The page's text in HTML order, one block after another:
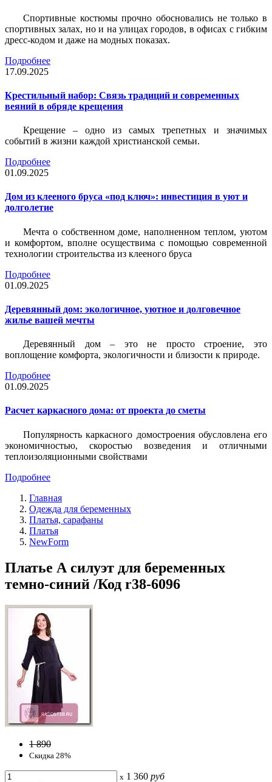
Спортивные костюмы прочно обосновались не только в
спортивных залах, но и на улицах городов, в офисах с гибким
дресс-кодом и даже на модных показах.
Подробнее
17.09.2025
Крестильный набор: Связь традиций и современных
веяний в обряде крещения
Крещение – одно из самых трепетных и значимых
событий в жизни каждой христианской семьи.
Подробнее
01.09.2025
Дом из клееного бруса «под ключ»: инвестиция в уют и
долголетие
Мечта о собственном доме, наполненном теплом, уютом
и комфортом, вполне осуществима с помощью современной
технологии строительства из клееного бруса
Подробнее
01.09.2025
Деревянный дом: экологичное, уютное и долговечное
жилье вашей мечты
Деревянный дом – это не просто строение, это
воплощение комфорта, экологичности и близости к природе.
Подробнее
01.09.2025
Расчет каркасного дома: от проекта до сметы
Популярность каркасного домостроения обусловлена его
экономичностью, скоростью возведения и отличными
теплоизоляционными свойствами
Подробнее
Главная
Одежда для беременных
Платья, сарафаны
Платья
NewForm
Платье А силуэт для беременных
темно-синий /Код r38-6096
1 890
Скидка 28%
x 1 360 руб